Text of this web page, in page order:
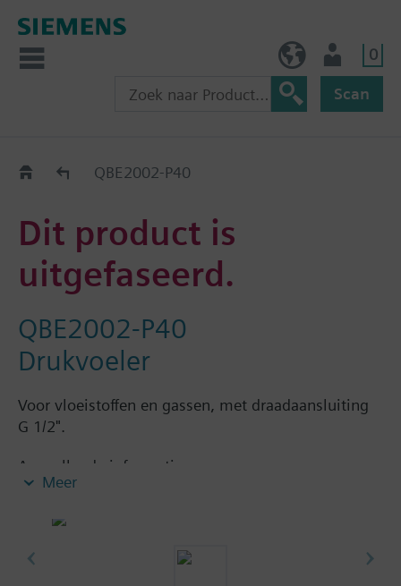
0
Scan
Old2NewQBE2002-P40
Dit product is
uitgefaseerd.
QBE2002-P40
Drukvoeler
Voor vloeistoffen en gassen, met draadaansluiting
G 1/2".
Aanvullende informatie
Geschikt voor oliehoudende media.
Meer